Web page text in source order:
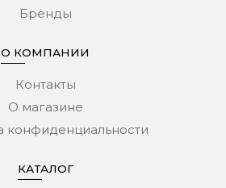
Бренды
О КОМПАНИИ
Контакты
О магазине
конфиденциальности
КАТАЛОГ